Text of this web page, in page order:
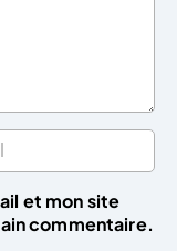
et mon site
commentaire.